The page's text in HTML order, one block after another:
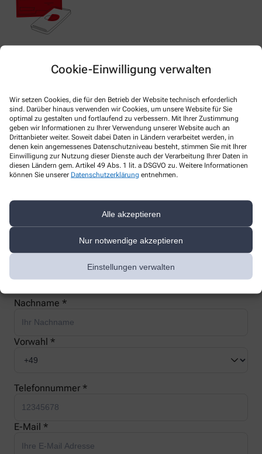
Cookie-Einwilligung verwalten
Wir setzen Cookies, die für den Betrieb der Website technisch erforderlich
sind. Darüber hinaus verwenden wir Cookies, um unsere Website für Sie
optimal zu gestalten und fortlaufend zu verbessern. Mit Ihrer Zustimmung
geben wir Informationen zu Ihrer Verwendung unserer Website auch an
Drittanbieter weiter. Soweit dabei Daten in Ländern verarbeitet werden, in
denen kein angemessenes Datenschutzniveau besteht, stimmen Sie mit Ihrer
Einwilligung zur Nutzung dieser Dienste auch der Verarbeitung Ihrer Daten in
diesen Ländern gem. Artikel 49 Abs. 1 lit. a DSGVO zu. Weitere Informationen
können Sie unserer Datenschutzerklärung entnehmen.
Alle akzeptieren
Nur notwendige akzeptieren
Einstellungen verwalten
Zuzahlung haben, können wir diese Info speichern und Sie
müssen Ihren Ausweis nicht immer vorzeigen.
Kundenkarte beantragen
Besuch bei uns in der Apotheke abholen.
Vorname *
Nachname *
Vorwahl *
Telefonnummer *
E-Mail *